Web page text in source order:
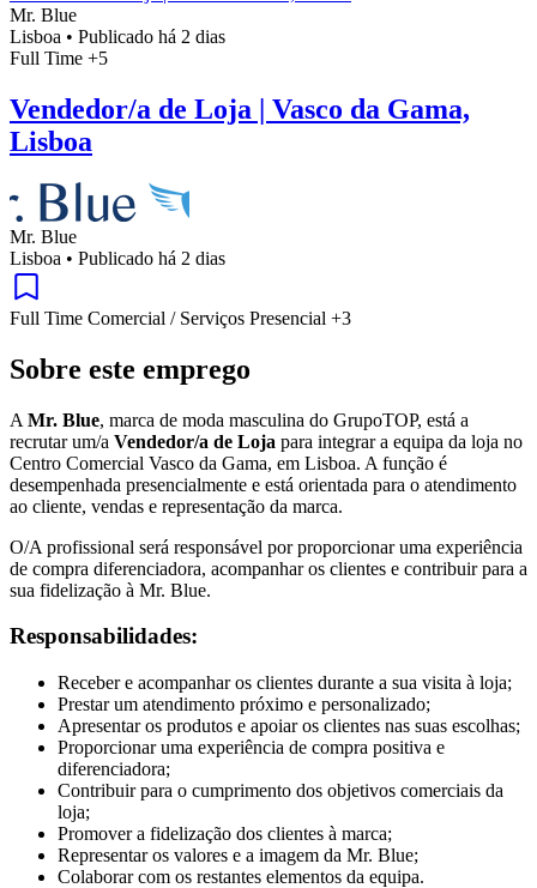
Mr. Blue
Lisboa • Publicado há 2 dias
Full Time +5
Vendedor/a de Loja | Vasco da Gama,
Lisboa
Mr. Blue
Lisboa • Publicado há 2 dias
Full Time Comercial / Serviços Presencial +3
Sobre este emprego
A Mr. Blue, marca de moda masculina do GrupoTOP, está a
recrutar um/a Vendedor/a de Loja para integrar a equipa da loja no
Centro Comercial Vasco da Gama, em Lisboa. A função é
desempenhada presencialmente e está orientada para o atendimento
ao cliente, vendas e representação da marca.
O/A profissional será responsável por proporcionar uma experiência
de compra diferenciadora, acompanhar os clientes e contribuir para a
sua fidelização à Mr. Blue.
Responsabilidades:
Receber e acompanhar os clientes durante a sua visita à loja;
Prestar um atendimento próximo e personalizado;
Apresentar os produtos e apoiar os clientes nas suas escolhas;
Proporcionar uma experiência de compra positiva e
diferenciadora;
Contribuir para o cumprimento dos objetivos comerciais da
loja;
Promover a fidelização dos clientes à marca;
Representar os valores e a imagem da Mr. Blue;
Colaborar com os restantes elementos da equipa.